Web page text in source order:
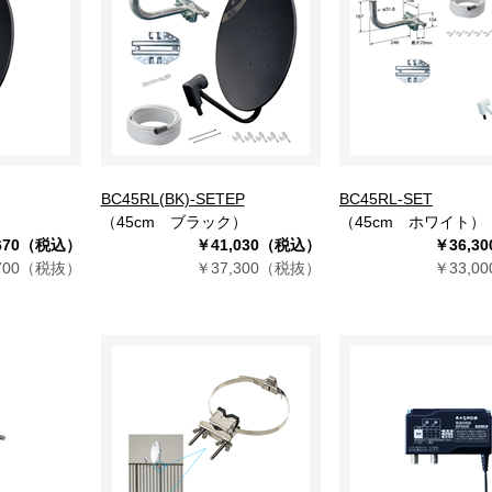
（税込）
（税抜）
BC45RL(BK)-SETEP
（45cm ブラック）
￥41,030（税込）
￥37,300（税抜）
BC45RL-SET
（45cm ホワイト）
￥
￥